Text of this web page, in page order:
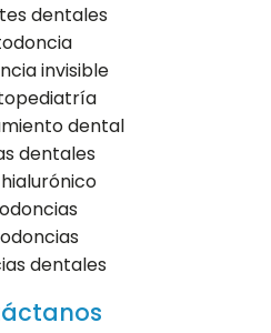
dentales
invisible
dental
dentales
dentales